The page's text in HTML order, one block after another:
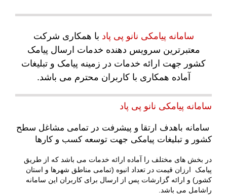
سامانه پیامکی نانو پی پاد با همکاری شرکت
معتبرترین سرویس دهنده خدمات ارسال پیامک
کشور جهت ارائه خدمات در زمینه پیامک و تبلیغات
آماده همکاری با کاربران محترم می باشد.
سامانه پیامکی نانو پی پاد
سامانه باهدف ارتقا و پیشرفت در تمامی مشاغل سطح
کشور و تبلیغات پیامکی جهت توسعه کسب و کارها
در بخش های مختلف را آماده ارائه خدمات می باشد که از طریق
پیامک ارزان قیمت در تعداد انبوه (تمامی مناطق شهرها و استان
کشور) و ارائه گزارشات پس از ارسال برای کاربران این سامانه
راشامل می باشد.